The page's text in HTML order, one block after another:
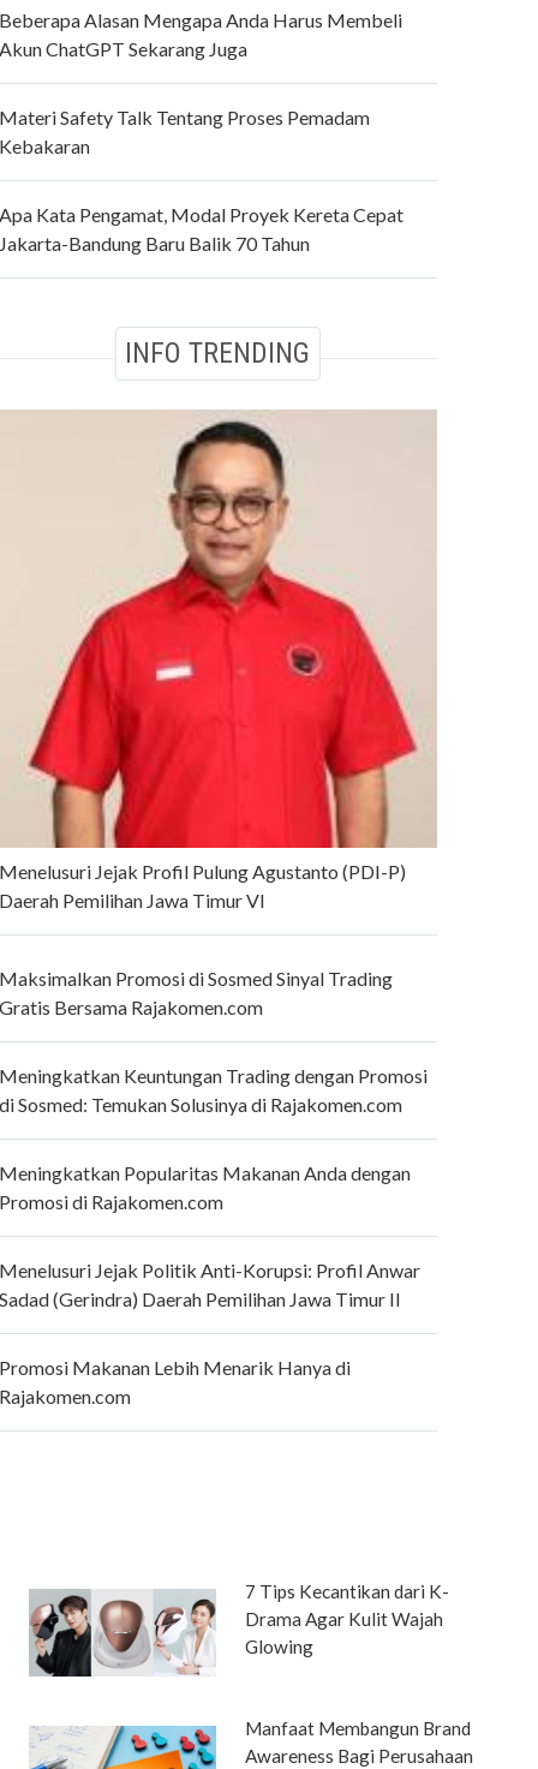
Alasan Mengapa Anda Harus Membeli
ChatGPT Sekarang Juga
Safety Talk Tentang Proses Pemadam
Kata Pengamat, Modal Proyek Kereta Cepat
Bandung Baru Balik 70 Tahun
INFO TRENDING
Jejak Profil Pulung Agustanto (PDI-P)
Pemilihan Jawa Timur VI
Promosi di Sosmed Sinyal Trading
Bersama Rajakomen.com
Keuntungan Trading dengan Promosi
Sosmed: Temukan Solusinya di Rajakomen.com
Popularitas Makanan Anda dengan
di Rajakomen.com
Jejak Politik Anti-Korupsi: Profil Anwar
(Gerindra) Daerah Pemilihan Jawa Timur II
Makanan Lebih Menarik Hanya di
7 Tips Kecantikan dari K-
Drama Agar Kulit Wajah
Glowing
Manfaat Membangun Brand
Awareness Bagi Perusahaan